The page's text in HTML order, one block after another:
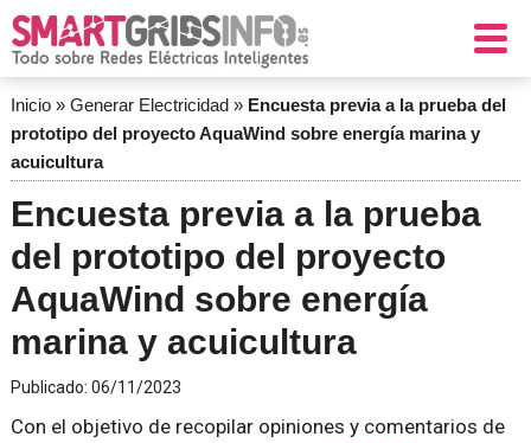
Inicio» Generar Electricidad» Encuesta previa a la prueba del
prototipo del proyecto AquaWind sobre energía marina y
acuicultura
Encuesta previa a la prueba
del prototipo del proyecto
AquaWind sobre energía
marina y acuicultura
Publicado: 06/11/2023
Con el objetivo de recopilar opiniones y comentarios de